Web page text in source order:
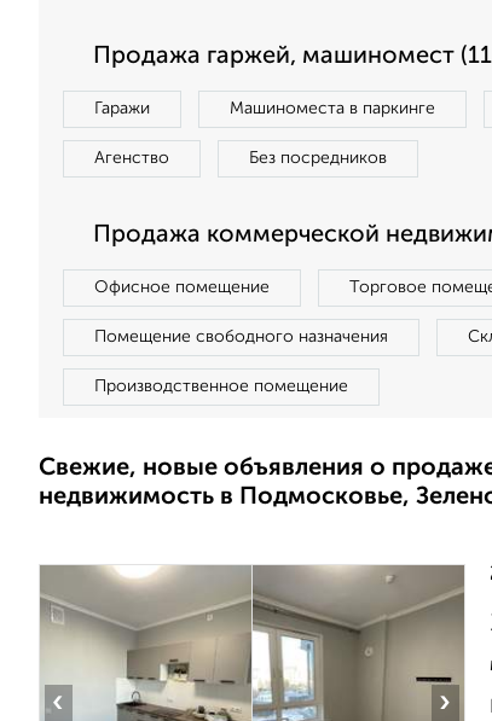
Продажа гаржей, машиномест
Гаражи Машиноместа в паркинге
Агенство Без посредников
Продажа коммерческой
Офисное помещение Торговое
Помещение свободного назначения
Производственное помещение
Свежие, новые объявления о
недвижимость в Подмосковье,
‹ ›